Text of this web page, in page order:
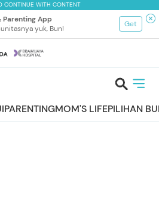
CONTINUE WITH CONTENT
Parenting App
yuk, Bun!
Get
PARENTINGMOM'S LIFEPILIHAN